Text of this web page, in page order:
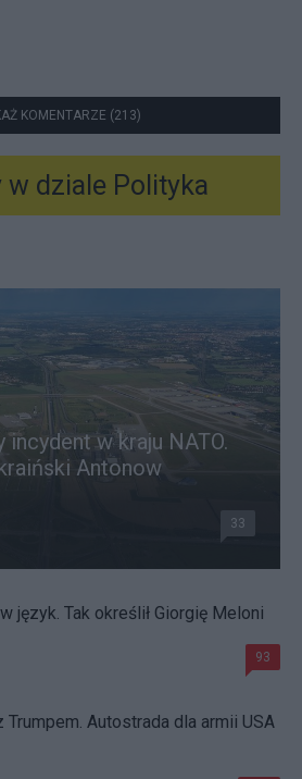
KOMENTARZE (213)
w dziale Polityka
w kraju NATO.
Antonow
33
język. Tak określił Giorgię Meloni
93
Trumpem. Autostrada dla armii USA